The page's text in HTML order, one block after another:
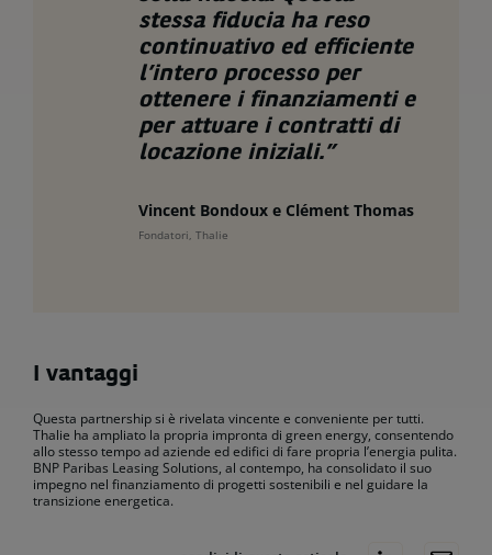
stessa fiducia ha reso
continuativo ed efficiente
l’intero processo per
ottenere i finanziamenti e
per attuare i contratti di
locazione iniziali.”
Vincent Bondoux e Clément Thomas
Fondatori, Thalie
I vantaggi
Questa partnership si è rivelata vincente e conveniente per tutti.
Thalie ha ampliato la propria impronta di green energy, consentendo
allo stesso tempo ad aziende ed edifici di fare propria l’energia pulita.
BNP Paribas Leasing Solutions, al contempo, ha consolidato il suo
impegno nel finanziamento di progetti sostenibili e nel guidare la
transizione energetica.